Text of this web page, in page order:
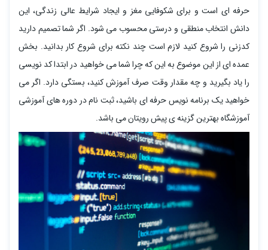
حرفه ای است و برای شکوفایی مغز و ایجاد شرایط عالی زندگی، این
دانش انتخاب منطقی و درستی محسوب می شود. اگر شما تصمیم دارید
کدزنی را شروع کنید لازم است چند نکته برای شروع کار بدانید. بخش
عمده ای از این موضوع به این که چرا شما می خواهید در ابتدا کد نویسی
را یاد بگیرید و چه مقدار وقت صرف آموزش کنید، بستگی دارد. اگر می
خواهید یک برنامه نویس حرفه ای باشید، ثبت نام در دوره های آموزشی
آموزشگاه بهترین گزینه ی پیش رویتان می باشد.